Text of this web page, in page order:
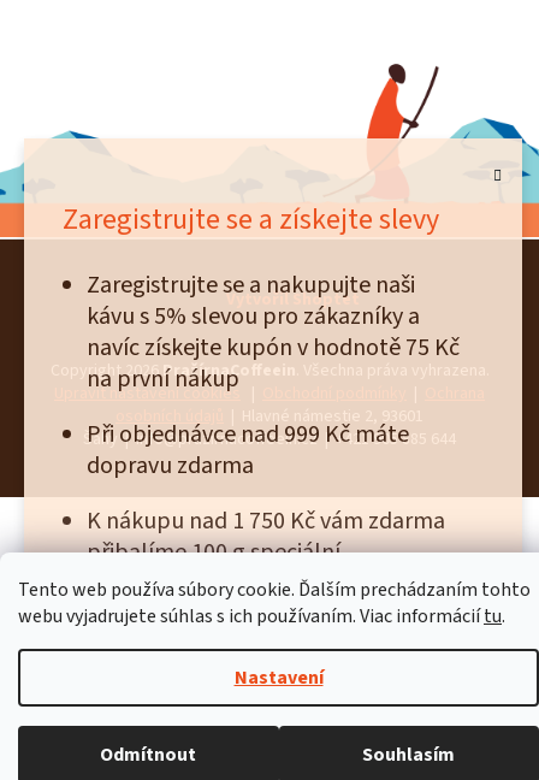
Tento web používa súbory cookie. Ďalším prechádzaním tohto
webu vyjadrujete súhlas s ich používaním. Viac informáciítu.
Nastavení
Odmítnout Souhlasím
Zaregistrujte se a získejte slevy
Zaregistrujte se a nakupujte naši
kávu s 5% slevou pro zákazníky a
navíc získejte kupón v hodnotě 75 Kč
na první nákup
Při objednávce nad 999 Kč máte
dopravu zdarma
K nákupu nad 1 750 Kč vám zdarma
přibalíme 100 g speciální
narozeninové kávy, 50 g výběrové
kávy, poukázku v hodnotě 125 Kč na
další nákup a klíčenku Zrnko.
CHCI SE ZAREGISTROVAT
Vytvořil Shoptet
Copyright 2026PražírnaCoffeein
Upravit nastavení cookies
Šahy | info@prazirnacoffeein.cz | +421 905 885 644